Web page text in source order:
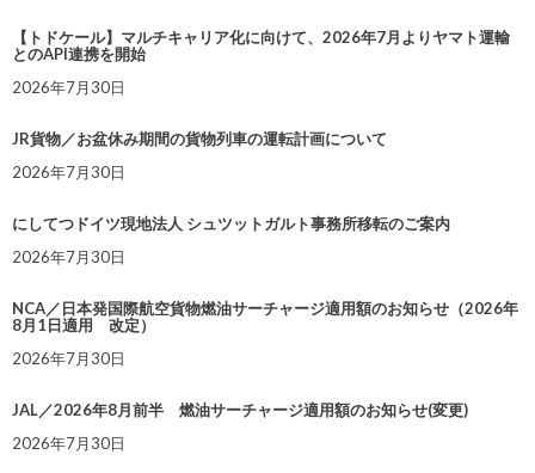
【トドケール】マルチキャリア化に向けて、2026年7月よりヤマト運輸
とのAPI連携を開始
2026年7月30日
JR貨物／お盆休み期間の貨物列車の運転計画について
2026年7月30日
にしてつドイツ現地法人 シュツットガルト事務所移転のご案内
2026年7月30日
NCA／日本発国際航空貨物燃油サーチャージ適用額のお知らせ（2026年
8月1日適用 改定）
2026年7月30日
JAL／2026年8月前半 燃油サーチャージ適用額のお知らせ(変更)
2026年7月30日